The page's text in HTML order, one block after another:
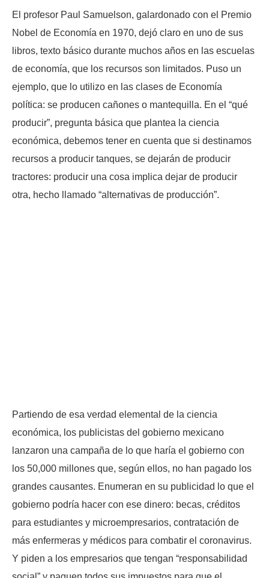
El profesor Paul Samuelson, galardonado con el Premio
Nobel de Economía en 1970, dejó claro en uno de sus
libros, texto básico durante muchos años en las escuelas
de economía, que los recursos son limitados. Puso un
ejemplo, que lo utilizo en las clases de Economía
política: se producen cañones o mantequilla. En el “qué
producir”, pregunta básica que plantea la ciencia
económica, debemos tener en cuenta que si destinamos
recursos a producir tanques, se dejarán de producir
tractores: producir una cosa implica dejar de producir
otra, hecho llamado “alternativas de producción”.
Partiendo de esa verdad elemental de la ciencia
económica, los publicistas del gobierno mexicano
lanzaron una campaña de lo que haría el gobierno con
los 50,000 millones que, según ellos, no han pagado los
grandes causantes. Enumeran en su publicidad lo que el
gobierno podría hacer con ese dinero: becas, créditos
para estudiantes y microempresarios, contratación de
más enfermeras y médicos para combatir el coronavirus.
Y piden a los empresarios que tengan “responsabilidad